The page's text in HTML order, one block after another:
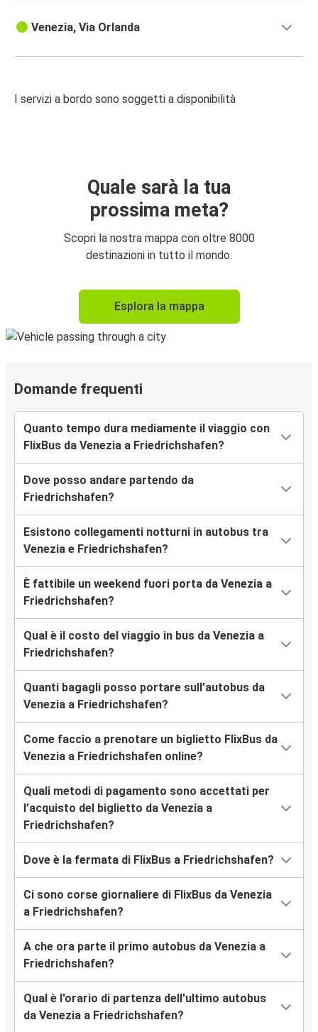
Venezia, Via Orlanda
I servizi a bordo sono soggetti a disponibilità
Quale sarà la tua
prossima meta?
Scopri la nostra mappa con oltre 8000
destinazioni in tutto il mondo.
Esplora la mappa
Domande frequenti
Quanto tempo dura mediamente il viaggio con
FlixBus da Venezia a Friedrichshafen?
Dove posso andare partendo da
Friedrichshafen?
Esistono collegamenti notturni in autobus tra
Venezia e Friedrichshafen?
È fattibile un weekend fuori porta da Venezia a
Friedrichshafen?
Qual è il costo del viaggio in bus da Venezia a
Friedrichshafen?
Quanti bagagli posso portare sull’autobus da
Venezia a Friedrichshafen?
Come faccio a prenotare un biglietto FlixBus da
Venezia a Friedrichshafen online?
Quali metodi di pagamento sono accettati per
l’acquisto del biglietto da Venezia a
Friedrichshafen?
Dove è la fermata di FlixBus a Friedrichshafen?
Ci sono corse giornaliere di FlixBus da Venezia
a Friedrichshafen?
A che ora parte il primo autobus da Venezia a
Friedrichshafen?
Qual è l'orario di partenza dell'ultimo autobus
da Venezia a Friedrichshafen?